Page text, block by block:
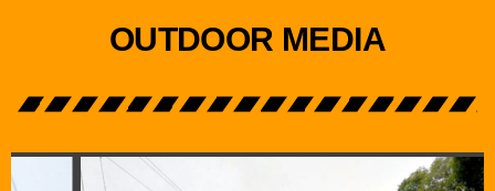
OUTDOOR MEDIA